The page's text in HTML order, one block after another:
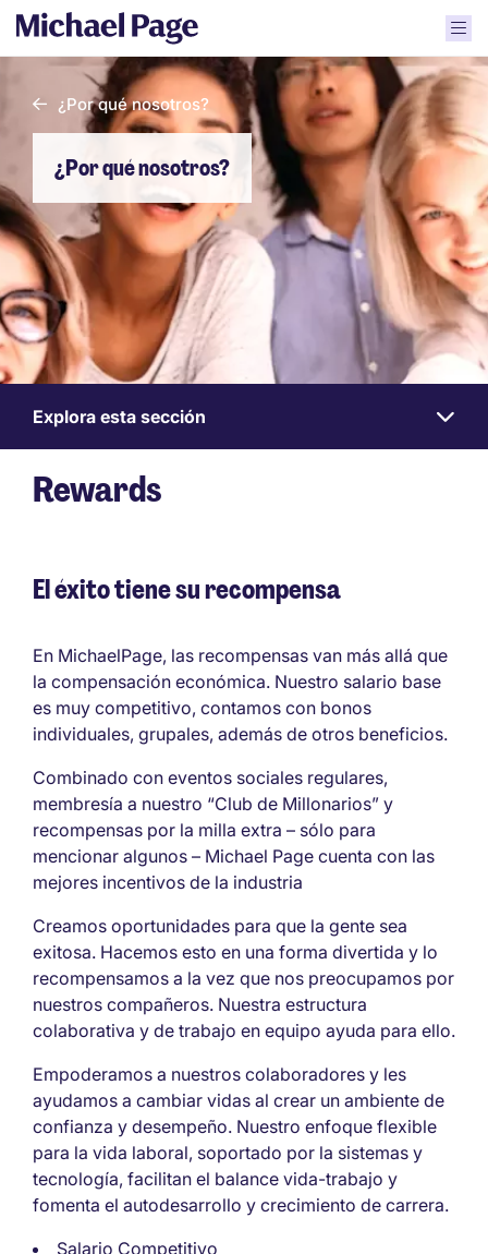
¿Por qué nosotros?
¿Por qué nosotros?
WorkExplora esta sección
Rewards
El éxito tiene su recompensa
En MichaelPage, las recompensas van más allá que
la compensación económica. Nuestro salario base
es muy competitivo, contamos con bonos
individuales, grupales, además de otros beneficios.
Combinado con eventos sociales regulares,
membresía a nuestro “Club de Millonarios” y
recompensas por la milla extra – sólo para
mencionar algunos – Michael Page cuenta con las
mejores incentivos de la industria
Creamos oportunidades para que la gente sea
exitosa. Hacemos esto en una forma divertida y lo
recompensamos a la vez que nos preocupamos por
nuestros compañeros. Nuestra estructura
colaborativa y de trabajo en equipo ayuda para ello.
Empoderamos a nuestros colaboradores y les
ayudamos a cambiar vidas al crear un ambiente de
confianza y desempeño. Nuestro enfoque flexible
para la vida laboral, soportado por la sistemas y
tecnología, facilitan el balance vida-trabajo y
fomenta el autodesarrollo y crecimiento de carrera.
Salario Competitivo